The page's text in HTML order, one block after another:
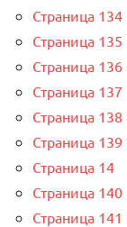
Страница 134
Страница 135
Страница 136
Страница 137
Страница 138
Страница 139
Страница 14
Страница 140
Страница 141